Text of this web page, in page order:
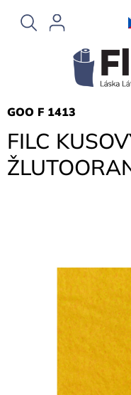
obsah
FILC
GOO F 1413